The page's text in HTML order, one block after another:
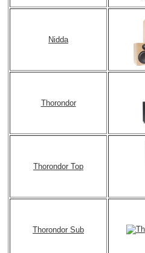
Nidda
Thorondor
Thorondor Top
Thorondor Sub